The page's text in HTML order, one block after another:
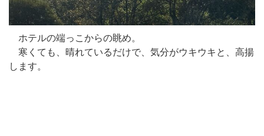
ホテルの端っこからの眺め。
寒くても、晴れているだけで、気分がウキウキと、高揚
します。